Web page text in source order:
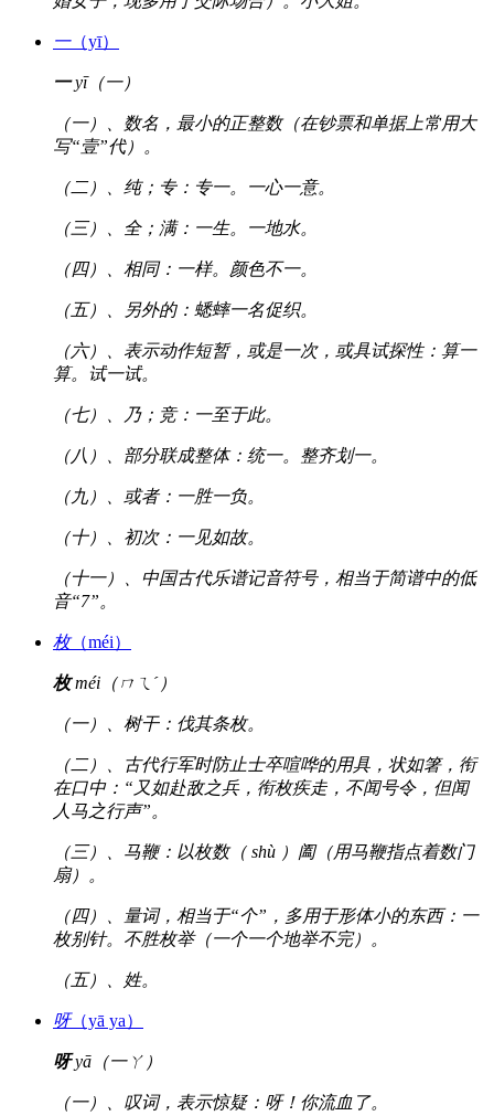
一（yī）
一yī（一）
（一）、数名，最小的正整数（在钞票和单据上常用大
写“壹”代）。
（二）、纯；专：专一。一心一意。
（三）、全；满：一生。一地水。
（四）、相同：一样。颜色不一。
（五）、另外的：蟋蟀一名促织。
（六）、表示动作短暂，或是一次，或具试探性：算一
算。试一试。
（七）、乃；竞：一至于此。
（八）、部分联成整体：统一。整齐划一。
（九）、或者：一胜一负。
（十）、初次：一见如故。
（十一）、中国古代乐谱记音符号，相当于简谱中的低
音“7”。
枚（méi）
枚méi（ㄇㄟˊ）
（一）、树干：伐其条枚。
（二）、古代行军时防止士卒喧哗的用具，状如箸，衔
在口中：“又如赴敌之兵，衔枚疾走，不闻号令，但闻
人马之行声”。
（三）、马鞭：以枚数（ shù ）阖（用马鞭指点着数门
扇）。
（四）、量词，相当于“个”，多用于形体小的东西：一
枚别针。不胜枚举（一个一个地举不完）。
（五）、姓。
呀（yā ya）
呀yā（一ㄚ）
（一）、叹词，表示惊疑：呀！你流血了。